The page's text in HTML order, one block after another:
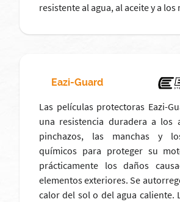
resistente al agua, al aceite y a los
Eazi-Guard
Las películas protectoras Eazi-
una resistencia duradera a los
pinchazos, las manchas y
químicos para proteger su
prácticamente los daños
elementos exteriores. Se
calor del sol o del agua caliente.